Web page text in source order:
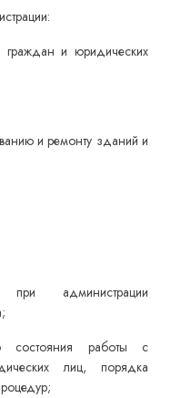
и юридических
и ремонту зданий и
при администрации
состояния работы с
лиц, порядка